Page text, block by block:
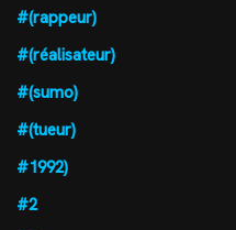
#(rappeur)
#(réalisateur)
#(sumo)
#(tueur)
#1992)
#2